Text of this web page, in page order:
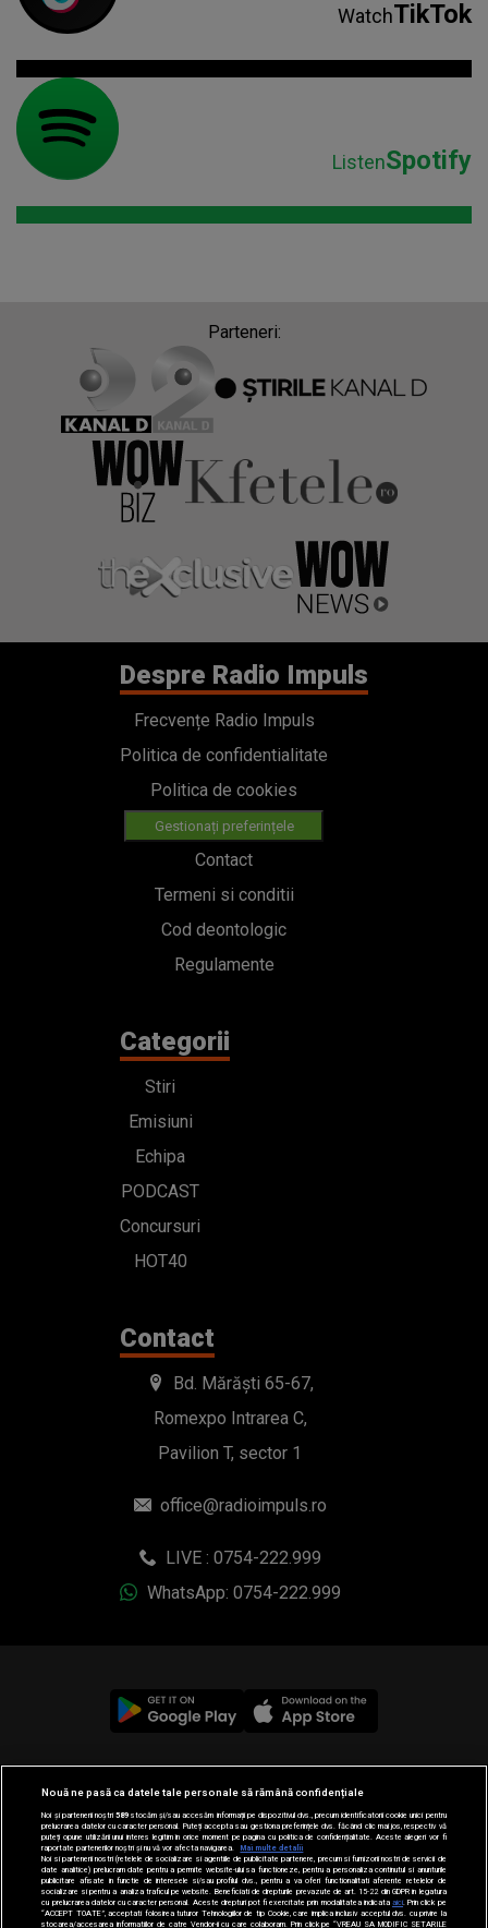
WatchTikTok
ListenSpotify
Parteneri:
Despre Radio Impuls
Frecvențe Radio Impuls
Politica de confidentialitate
Politica de cookies
Gestionați preferințele
Contact
Termeni si conditii
Cod deontologic
Regulamente
Categorii
Stiri
Emisiuni
Echipa
PODCAST
Concursuri
HOT40
Contact
Bd. Mărăști 65-67,
Romexpo Intrarea C,
Pavilion T, sector 1
office@radioimpuls.ro
LIVE : 0754-222.999
WhatsApp: 0754-222.999
© 2019-2026 DOGAN MEDIA INTERNATIONAL SA, Toate
drepturile rezervate.
Nouă ne pasă ca datele tale personale să rămână confidențiale
Noi și partenerii noștri589stocăm și/sau accesăm informații pe dispozitivul dvs., precum identificatorii cookie unici pentru
prelucrarea datelor cu caracter personal. Puteți accepta sau gestiona preferințele dvs. făcând clic mai jos, respectiv vă
puteți opune utilizării unui interes legitim în orice moment pe pagina cu politica de confidențialitate. Aceste alegeri vor fi
raportate partenerilor noștri și nu vă vor afecta navigarea.
Mai multe detalii
Noi si partenerii nostri (retelele de socializare si agentiile de publicitate partenere, precum si furnizorii nostri de servicii de
date analitice) prelucram date pentru a permite website-ului sa functioneze, pentru a personaliza continutul si anunturile
publicitare afisate in functie de interesele si/sau profilul dvs., pentru a va oferi functionalitati aferente retelelor de
socializare si pentru a analiza traficul pe website. Beneficiati de drepturile prevazute de art. 15-22 din GDPR in legatura
cu prelucrarea datelor cu caracter personal. Aceste drepturi pot fi exercitate prin modalitatea indicataaici . Prin click pe
“ACCEPT TOATE”, acceptati folosirea tuturor Tehnologiilor de tip Cookie, care implica inclusiv acceptul dvs. cu privire la
stocarea/accesarea informatiilor de catre Vendor-ii cu care colaboram. Prin click pe “VREAU SA MODIFIC SETARILE